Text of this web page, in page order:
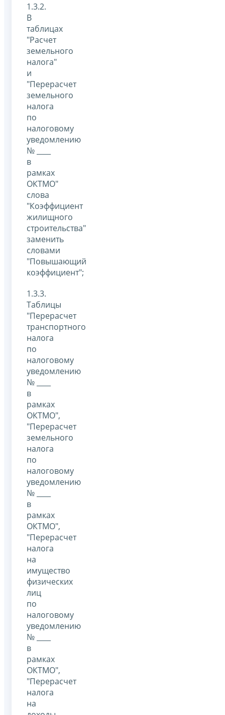
1.3.2.
В
таблицах
"Расчет
земельного
налога"
и
"Перерасчет
земельного
налога
по
налоговому
уведомлению
№ ____
в
рамках
ОКТМО"
слова
"Коэффициент
жилищного
строительства"
заменить
словами
"Повышающий
коэффициент";
1.3.3.
Таблицы
"Перерасчет
транспортного
налога
по
налоговому
уведомлению
№ ____
в
рамках
ОКТМО",
"Перерасчет
земельного
налога
по
налоговому
уведомлению
№ ____
в
рамках
ОКТМО",
"Перерасчет
налога
на
имущество
физических
лиц
по
налоговому
уведомлению
№ ____
в
рамках
ОКТМО",
"Перерасчет
налога
на